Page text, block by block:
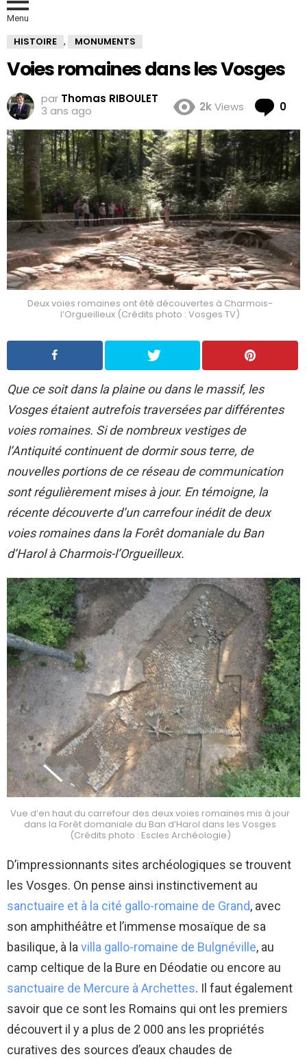
Menu
HISTOIRE , MONUMENTS
Voies romaines dans les Vosges
par Thomas RIBOULET
3 ans ago
2kViews 0
Deux voies romaines ont été découvertes à Charmois-
l’Orgueilleux (Crédits photo : Vosges TV)
Que ce soit dans la plaine ou dans le massif, les
Vosges étaient autrefois traversées par différentes
voies romaines. Si de nombreux vestiges de
l’Antiquité continuent de dormir sous terre, de
nouvelles portions de ce réseau de communication
sont régulièrement mises à jour. En témoigne, la
récente découverte d’un carrefour inédit de deux
voies romaines dans la Forêt domaniale du Ban
d’Harol à Charmois-l’Orgueilleux.
Vue d’en haut du carrefour des deux voies romaines mis à jour
dans la Forêt domaniale du Ban d’Harol dans les Vosges
(Crédits photo : Escles Archéologie)
D’impressionnants sites archéologiques se trouvent
les Vosges. On pense ainsi instinctivement au
sanctuaire et à la cité gallo-romaine de Grand, avec
son amphithéâtre et l’immense mosaïque de sa
basilique, à la villa gallo-romaine de Bulgnéville, au
camp celtique de la Bure en Déodatie ou encore au
sanctuaire de Mercure à Archettes. Il faut également
savoir que ce sont les Romains qui ont les premiers
découvert il y a plus de 2 000 ans les propriétés
curatives des sources d’eaux chaudes de